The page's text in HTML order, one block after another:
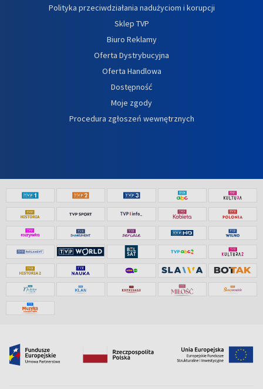
Polityka przeciwdziałania nadużyciom i korupcji
Sklep TVP
Biuro Reklamy
Oferta Dystrybucyjna
Oferta Handlowa
Dostępność
Moje zgody
Procedura zgłoszeń wewnętrznych